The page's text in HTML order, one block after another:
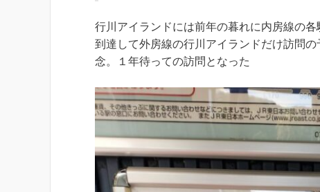
行川アイランドには前年の暮れに内房線の
到達して外房線の行川アイランドだけ訪問
念。１年待っての訪問となった